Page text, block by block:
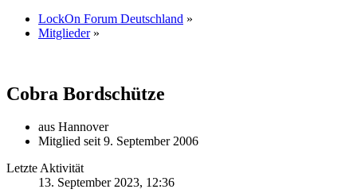
LockOn Forum Deutschland »
Mitglieder »
Cobra Bordschütze
aus Hannover
Mitglied seit 9. September 2006
Letzte Aktivität
13. September 2023, 12:36